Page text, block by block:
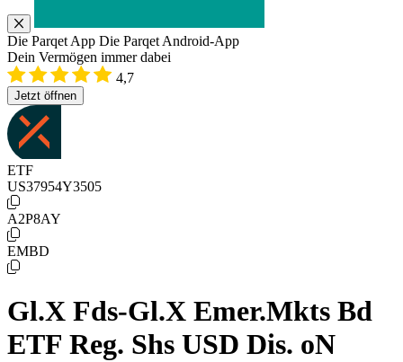
Die Parqet App Die Parqet Android-App
Dein Vermögen immer dabei
4,7
Jetzt öffnen
ETF
US37954Y3505
A2P8AY
EMBD
Gl.X Fds-Gl.X Emer.Mkts Bd
ETF Reg. Shs USD Dis. oN